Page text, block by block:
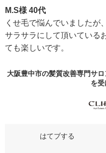
M.S様 40代
くせ毛で悩んでいましたが
サラサラにして頂いている
ても楽しいです。
大阪豊中市の髪質改善専門サ
を受